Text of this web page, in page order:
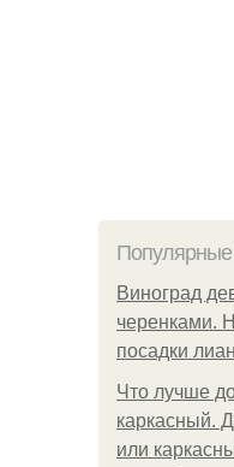
Виноград
черенками.
посадки
Что лучше
каркасный.
или